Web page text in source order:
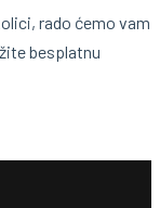
rado ćemo vam
besplatnu